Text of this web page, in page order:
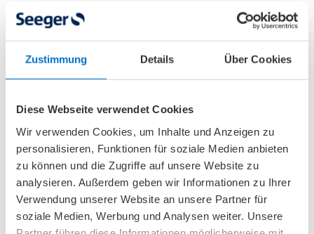
Zustimmung Details Über Cookies
Diese Webseite verwendet Cookies
Wir verwenden Cookies, um Inhalte und Anzeigen zu
personalisieren, Funktionen für soziale Medien anbieten
zu können und die Zugriffe auf unsere Website zu
analysieren. Außerdem geben wir Informationen zu Ihrer
Verwendung unserer Website an unsere Partner für
soziale Medien, Werbung und Analysen weiter. Unsere
Der Name deutet es schon an: Beim Knick-Senk-
Spreizfuß (umgangssprachlich Plattfuß) kommen
mehrere Fehlstellungen der Fußknochen zusammen:
Bei einer zu schwachen Fußmuskulatur wird das
Fußgewölbe flacher.
Mehr lesen